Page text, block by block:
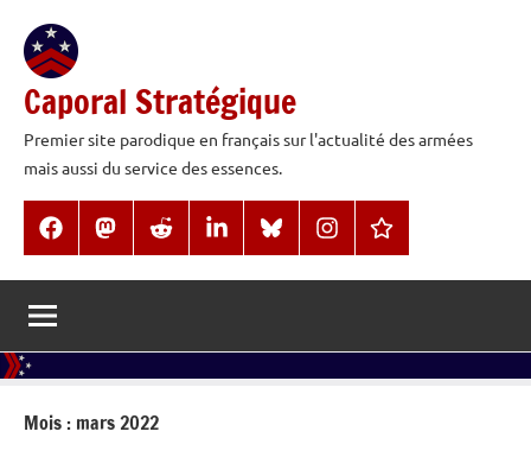
contenu
Caporal Stratégique
Premier site parodique en français sur l'actualité des armées
mais aussi du service des essences.
FacebookMastodonReddit LinkedInBlueSkyInstagramThreads
Mois : mars 2022